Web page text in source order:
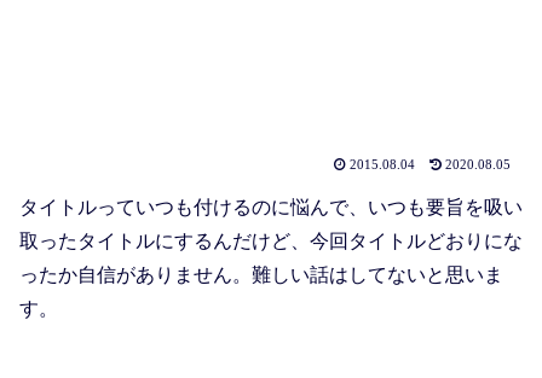
2015.08.04 2020.08.05
タイトルっていつも付けるのに悩んで、いつも要旨を吸い
取ったタイトルにするんだけど、今回タイトルどおりにな
ったか自信がありません。難しい話はしてないと思いま
す。